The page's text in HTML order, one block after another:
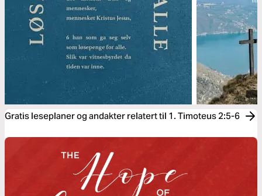
Gratis leseplaner og andakter relatert til 1. Timoteus 2:5-6